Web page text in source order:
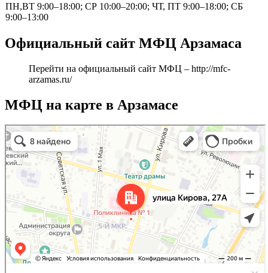
ПН,ВТ 9:00–18:00; СР 10:00–20:00; ЧТ, ПТ 9:00–18:00; СБ
9:00–13:00
Официальный сайт МФЦ Арзамаса
Перейти на официальный сайт МФЦ – http://mfc-
arzamas.ru/
МФЦ на карте в Арзамасе